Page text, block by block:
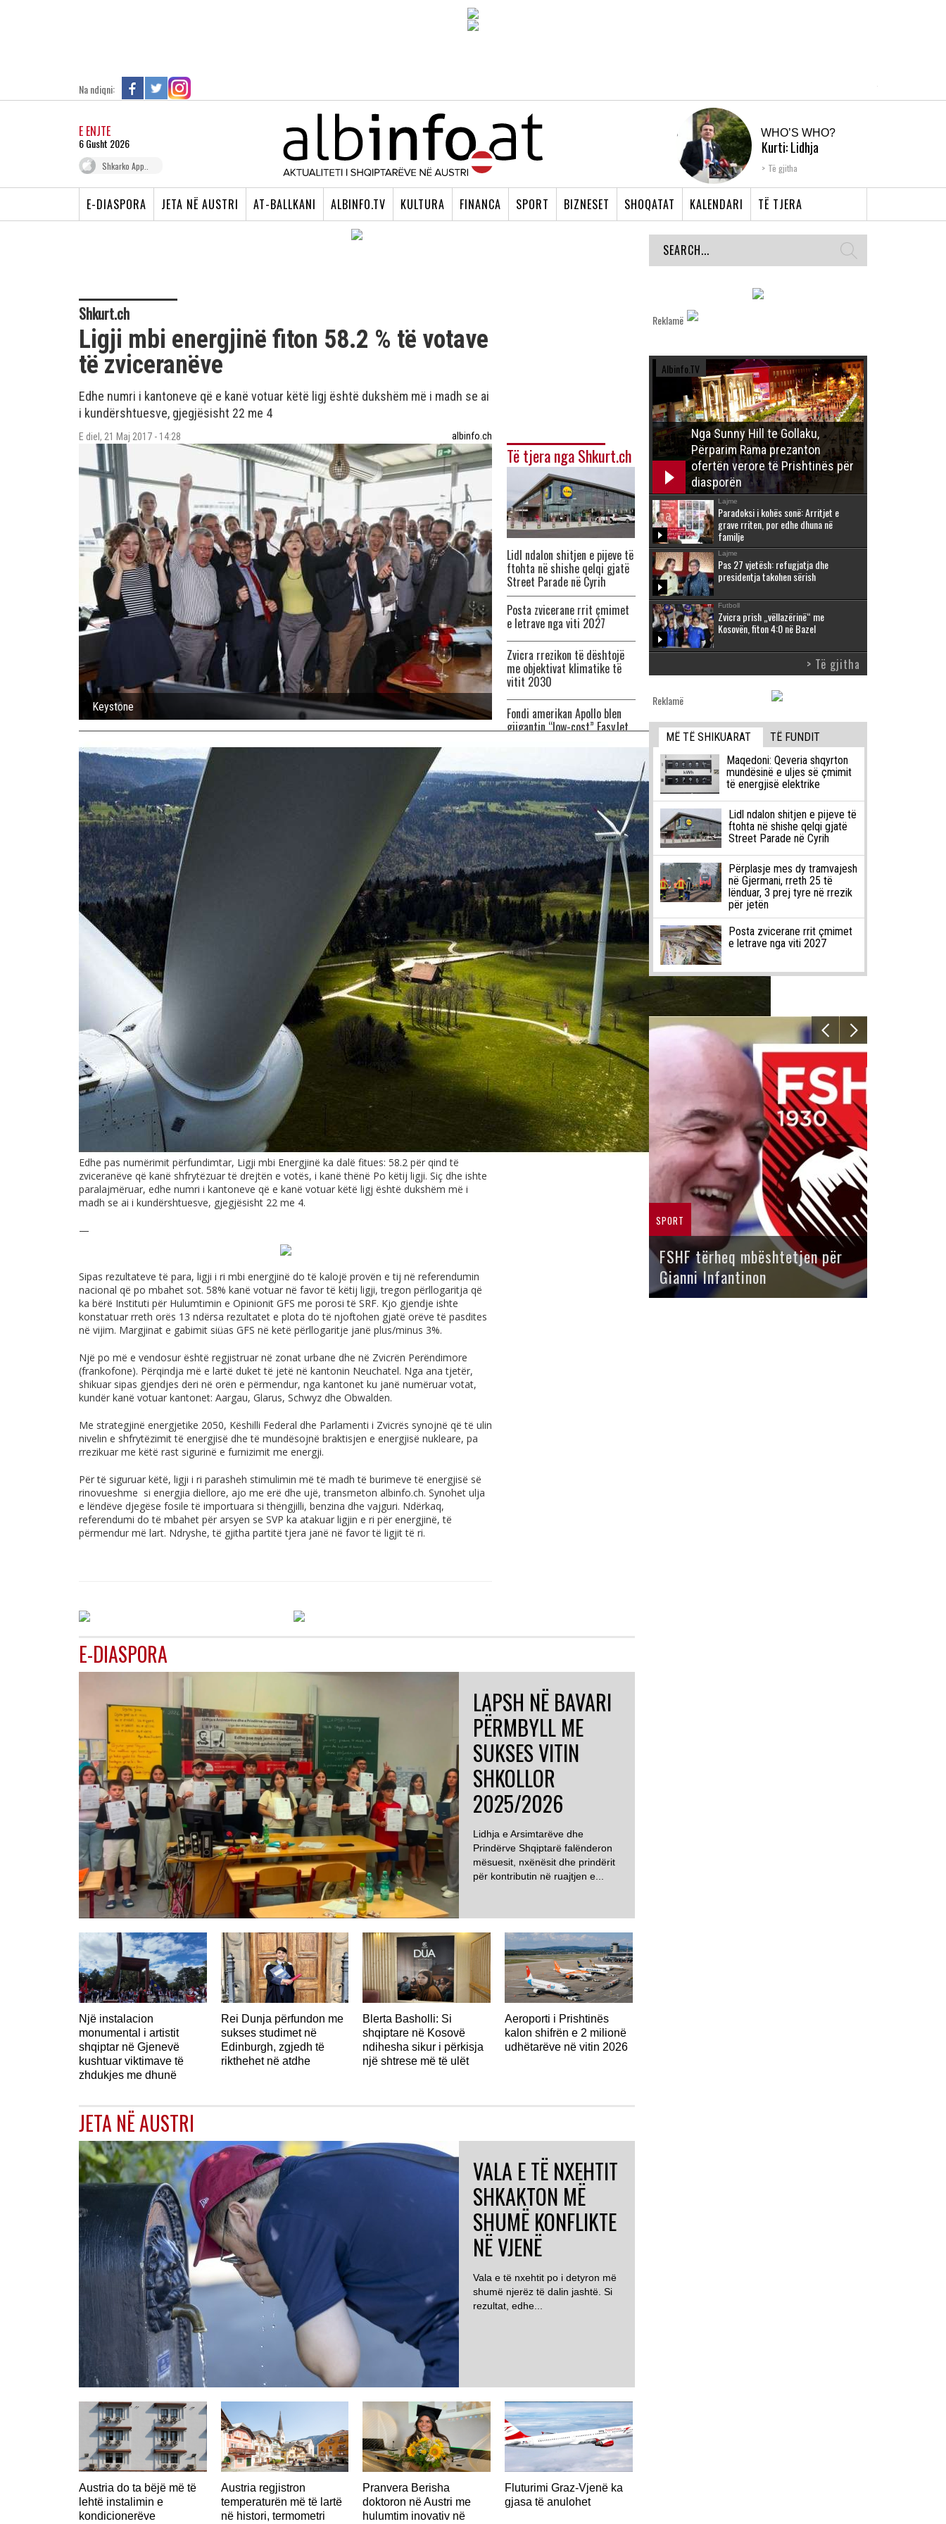
Na ndiqni:
E ENJTE
6 Gusht 2026
Shkarko App..
WHO’S WHO?
Kurti: Lidhja
Shqiptare e Prizrenit,
Të gjitha
E-DIASPORA JETA NË AUSTRI AT-BALLKANI ALBINFO.TV KULTURA FINANCA SPORT BIZNESET SHOQATAT KALENDARI TË TJERA
Shkurt.ch
Ligji mbi energjinë fiton 58.2 % të votave
të zviceranëve
Edhe numri i kantoneve që e kanë votuar këtë ligj është dukshëm më i madh se ai
i kundërshtuesve, gjegjësisht 22 me 4
E diel, 21 Maj 2017 - 14:28 albinfo.ch
Keystone
Edhe pas numërimit përfundimtar, Ligji mbi Energjinë ka dalë fitues: 58.2 për qind të
zviceranëve që kanë shfrytëzuar të drejtën e votës, i kanë thënë Po këtij ligji. Siç dhe ishte
paralajmëruar, edhe numri i kantoneve që e kanë votuar këtë ligj është dukshëm më i
madh se ai i kundërshtuesve, gjegjësisht 22 me 4.
—
Sipas rezultateve të para, ligji i ri mbi energjinë do të kalojë provën e tij në referendumin
nacional që po mbahet sot. 58% kanë votuar në favor të këtij ligji, tregon përllogaritja që
ka bërë Instituti për Hulumtimin e Opinionit GFS me porosi të SRF. Kjo gjendje ishte
konstatuar rreth orës 13 ndërsa rezultatet e plota do të njoftohen gjatë orëve të pasdites
në vijim. Margjinat e gabimit siüas GFS në ketë përllogaritje janë plus/minus 3%.
Një po më e vendosur është regjistruar në zonat urbane dhe në Zvicrën Perëndimore
(frankofone). Përqindja më e lartë duket të jetë në kantonin Neuchatel. Nga ana tjetër,
shikuar sipas gjendjes deri në orën e përmendur, nga kantonet ku janë numëruar votat,
kundër kanë votuar kantonet: Aargau, Glarus, Schwyz dhe Obwalden.
Me strategjinë energjetike 2050, Këshilli Federal dhe Parlamenti i Zvicrës synojnë që të ulin
nivelin e shfrytëzimit të energjisë dhe të mundësojnë braktisjen e energjisë nukleare, pa
rrezikuar me këtë rast sigurinë e furnizimit me energji.
Për të siguruar këtë, ligji i ri parasheh stimulimin më të madh të burimeve të energjisë së
rinovueshme si energjia diellore, ajo me erë dhe ujë, transmeton albinfo.ch. Synohet ulja
e lëndëve djegëse fosile të importuara si thëngjilli, benzina dhe vajguri. Ndërkaq,
referendumi do të mbahet për arsyen se SVP ka atakuar ligjin e ri për energjinë, të
përmendur më lart. Ndryshe, të gjitha partitë tjera janë në favor të ligjit të ri.
Të tjera nga Shkurt.ch
Lidl ndalon shitjen e pijeve të
ftohta në shishe qelqi gjatë
Street Parade në Cyrih
Posta zvicerane rrit çmimet
e letrave nga viti 2027
Zvicra rrezikon të dështojë
me objektivat klimatike të
vitit 2030
Fondi amerikan Apollo blen
gjigantin “low-cost” EasyJet
E-DIASPORA
LAPSH NË BAVARI
PËRMBYLL ME
SUKSES VITIN
SHKOLLOR
2025/2026
Lidhja e Arsimtarëve dhe
Prindërve Shqiptarë falënderon
mësuesit, nxënësit dhe prindërit
për kontributin në ruajtjen e...
Një instalacion
monumental i artistit
shqiptar në Gjenevë
kushtuar viktimave të
zhdukjes me dhunë
Rei Dunja përfundon me
sukses studimet në
Edinburgh, zgjedh të
rikthehet në atdhe
Blerta Basholli: Si
shqiptare në Kosovë
ndihesha sikur i përkisja
një shtrese më të ulët
Aeroporti i Prishtinës
kalon shifrën e 2 milionë
udhëtarëve në vitin 2026
JETA NË AUSTRI
VALA E TË NXEHTIT
SHKAKTON MË
SHUMË KONFLIKTE
NË VJENË
Vala e të nxehtit po i detyron më
shumë njerëz të dalin jashtë. Si
rezultat, edhe...
Austria do ta bëjë më të
lehtë instalimin e
kondicionerëve
Austria regjistron
temperaturën më të lartë
në histori, termometri
Pranvera Berisha
doktoron në Austri me
hulumtim inovativ në
Fluturimi Graz-Vjenë ka
gjasa të anulohet
Reklamë
Albinfo.TV
Nga Sunny Hill te Gollaku,
Përparim Rama prezanton
ofertën verore të Prishtinës për
diasporën
Lajme
Paradoksi i kohës sonë: Arritjet e
grave rriten, por edhe dhuna në
familje
Lajme
Pas 27 vjetësh: refugjatja dhe
presidentja takohen sërish
Futboll
Zvicra prish „vëllazërinë“ me
Kosovën, fiton 4:0 në Bazel
> Të gjitha
Reklamë
MË TË SHIKUARAT
TË FUNDIT
Maqedoni: Qeveria shqyrton
mundësinë e uljes së çmimit
të energjisë elektrike
Lidl ndalon shitjen e pijeve të
ftohta në shishe qelqi gjatë
Street Parade në Cyrih
Përplasje mes dy tramvajesh
në Gjermani, rreth 25 të
lënduar, 3 prej tyre në rrezik
për jetën
Posta zvicerane rrit çmimet
e letrave nga viti 2027
SPORT
FSHF tërheq mbështetjen për
Gianni Infantinon